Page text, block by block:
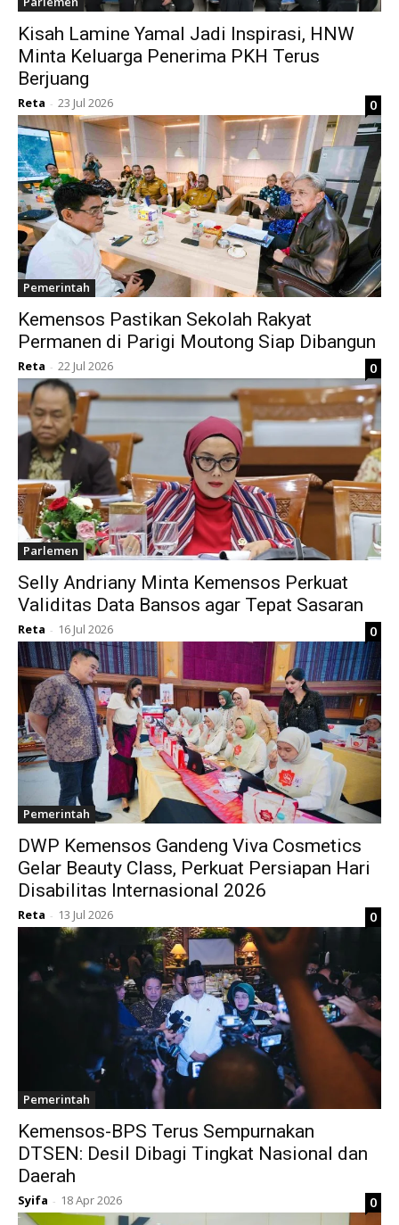
Kisah Lamine Yamal Jadi Inspirasi, HNW
Minta Keluarga Penerima PKH Terus
Berjuang
Reta - 23 Jul 2026 0
Pemerintah
Kemensos Pastikan Sekolah Rakyat
Permanen di Parigi Moutong Siap Dibangun
Reta - 22 Jul 2026 0
Parlemen
Selly Andriany Minta Kemensos Perkuat
Validitas Data Bansos agar Tepat Sasaran
Reta - 16 Jul 2026 0
Pemerintah
DWP Kemensos Gandeng Viva Cosmetics
Gelar Beauty Class, Perkuat Persiapan Hari
Disabilitas Internasional 2026
Reta - 13 Jul 2026 0
Pemerintah
Kemensos-BPS Terus Sempurnakan
DTSEN: Desil Dibagi Tingkat Nasional dan
Daerah
Syifa - 18 Apr 2026 0